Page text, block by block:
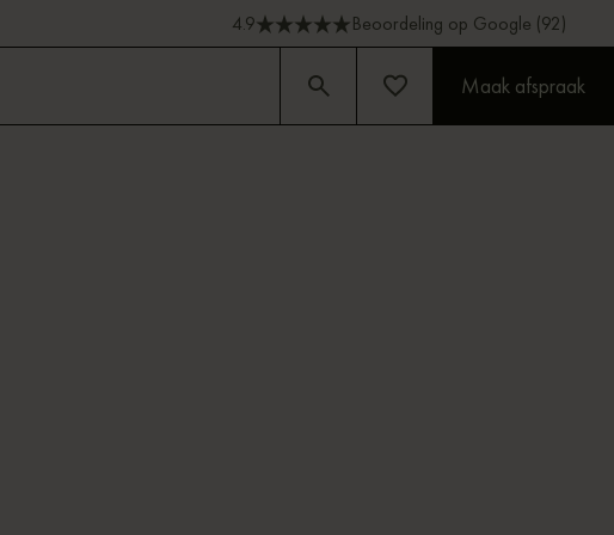
4.9 Beoordeling op Google (92)
Maak afspraak